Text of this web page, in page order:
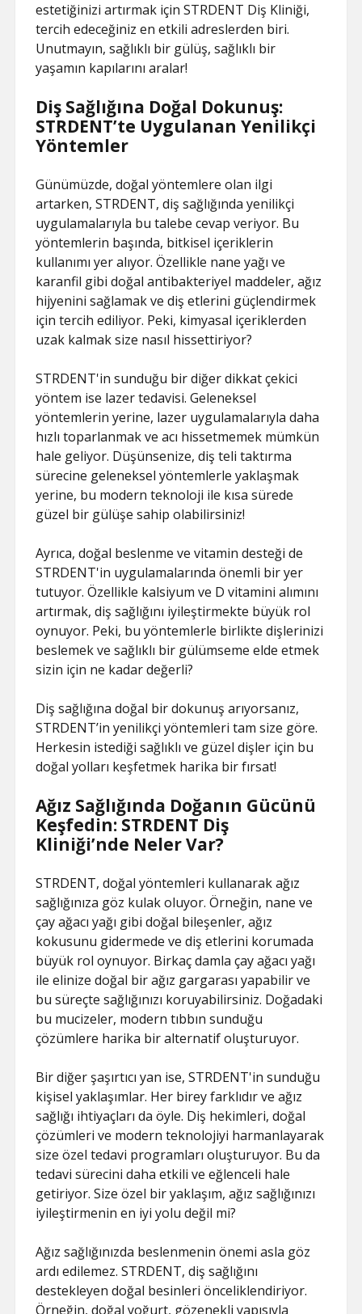
estetiğinizi artırmak için STRDENT Diş Kliniği,
tercih edeceğiniz en etkili adreslerden biri.
Unutmayın, sağlıklı bir gülüş, sağlıklı bir
yaşamın kapılarını aralar!
Diş Sağlığına Doğal Dokunuş:
STRDENT’te Uygulanan Yenilikçi
Yöntemler
Günümüzde, doğal yöntemlere olan ilgi
artarken, STRDENT, diş sağlığında yenilikçi
uygulamalarıyla bu talebe cevap veriyor. Bu
yöntemlerin başında, bitkisel içeriklerin
kullanımı yer alıyor. Özellikle nane yağı ve
karanfil gibi doğal antibakteriyel maddeler, ağız
hijyenini sağlamak ve diş etlerini güçlendirmek
için tercih ediliyor. Peki, kimyasal içeriklerden
uzak kalmak size nasıl hissettiriyor?
STRDENT'in sunduğu bir diğer dikkat çekici
yöntem ise lazer tedavisi. Geleneksel
yöntemlerin yerine, lazer uygulamalarıyla daha
hızlı toparlanmak ve acı hissetmemek mümkün
hale geliyor. Düşünsenize, diş teli taktırma
sürecine geleneksel yöntemlerle yaklaşmak
yerine, bu modern teknoloji ile kısa sürede
güzel bir gülüşe sahip olabilirsiniz!
Ayrıca, doğal beslenme ve vitamin desteği de
STRDENT'in uygulamalarında önemli bir yer
tutuyor. Özellikle kalsiyum ve D vitamini alımını
artırmak, diş sağlığını iyileştirmekte büyük rol
oynuyor. Peki, bu yöntemlerle birlikte dişlerinizi
beslemek ve sağlıklı bir gülümseme elde etmek
sizin için ne kadar değerli?
Diş sağlığına doğal bir dokunuş arıyorsanız,
STRDENT’in yenilikçi yöntemleri tam size göre.
Herkesin istediği sağlıklı ve güzel dişler için bu
doğal yolları keşfetmek harika bir fırsat!
Ağız Sağlığında Doğanın Gücünü
Keşfedin: STRDENT Diş
Kliniği’nde Neler Var?
STRDENT, doğal yöntemleri kullanarak ağız
sağlığınıza göz kulak oluyor. Örneğin, nane ve
çay ağacı yağı gibi doğal bileşenler, ağız
kokusunu gidermede ve diş etlerini korumada
büyük rol oynuyor. Birkaç damla çay ağacı yağı
ile elinize doğal bir ağız gargarası yapabilir ve
bu süreçte sağlığınızı koruyabilirsiniz. Doğadaki
bu mucizeler, modern tıbbın sunduğu
çözümlere harika bir alternatif oluşturuyor.
Bir diğer şaşırtıcı yan ise, STRDENT'in sunduğu
kişisel yaklaşımlar. Her birey farklıdır ve ağız
sağlığı ihtiyaçları da öyle. Diş hekimleri, doğal
çözümleri ve modern teknolojiyi harmanlayarak
size özel tedavi programları oluşturuyor. Bu da
tedavi sürecini daha etkili ve eğlenceli hale
getiriyor. Size özel bir yaklaşım, ağız sağlığınızı
iyileştirmenin en iyi yolu değil mi?
Ağız sağlığınızda beslenmenin önemi asla göz
ardı edilemez. STRDENT, diş sağlığını
destekleyen doğal besinleri önceliklendiriyor.
Örneğin, doğal yoğurt, gözenekli yapısıyla